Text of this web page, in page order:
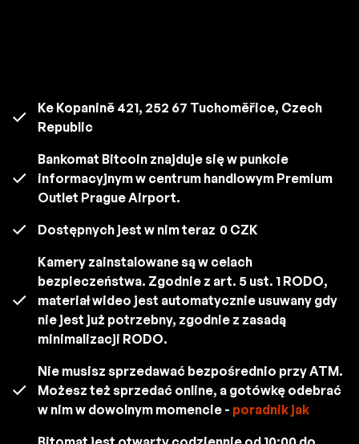
Ke Kopanině 421, 252 67 Tuchoměřice, Czech
Republic
Bankomat Bitcoin znajduje się w punkcie
informacyjnym w centrum handlowym Premium
Outlet Prague Airport.
Dostępnych jest w nim teraz 0 CZK
Kamery zainstalowane są w celach
bezpieczeństwa. Zgodnie z art. 5 ust. 1 RODO,
materiał wideo jest automatycznie usuwany gdy
nie jest już potrzebny, zgodnie z zasadą
minimalizacji RODO.
Nie musisz sprzedawać bezpośrednio przy ATM.
Możesz też sprzedać online, a gotówkę odebrać
w nim w dowolnym momencie - poradnik jak